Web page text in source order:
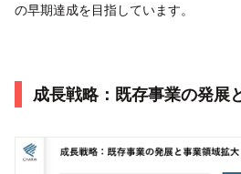
の早期達成を目指しています。
成長戦略：既存事業の発展